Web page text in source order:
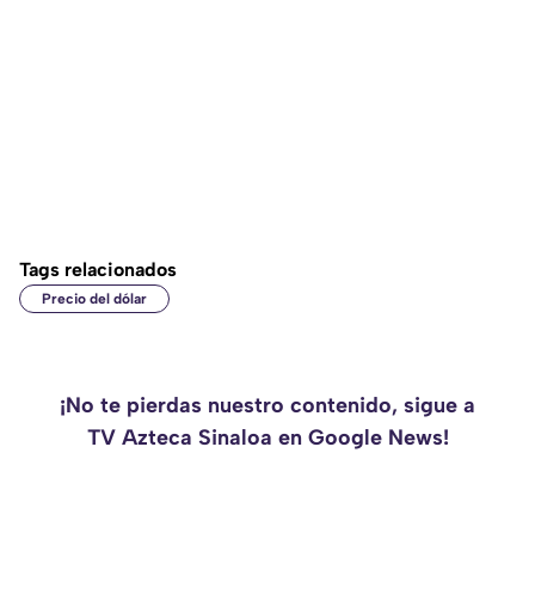
Tags relacionados
Precio del dólar
¡No te pierdas nuestro contenido, sigue a
TV Azteca Sinaloa en Google News!